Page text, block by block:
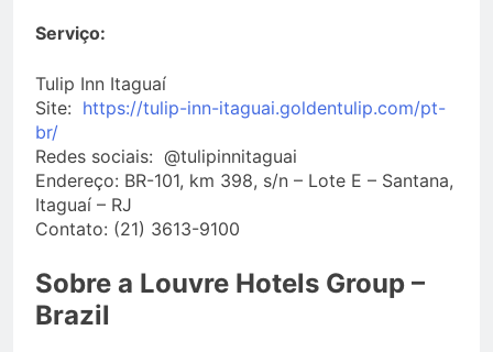
Serviço:
Tulip Inn Itaguaí
Site: https://tulip-inn-itaguai.goldentulip.com/pt-
br/
Redes sociais: @tulipinnitaguai
Endereço: BR-101, km 398, s/n – Lote E – Santana,
Itaguaí – RJ
Contato: (21) 3613-9100
Sobre a Louvre Hotels Group –
Brazil